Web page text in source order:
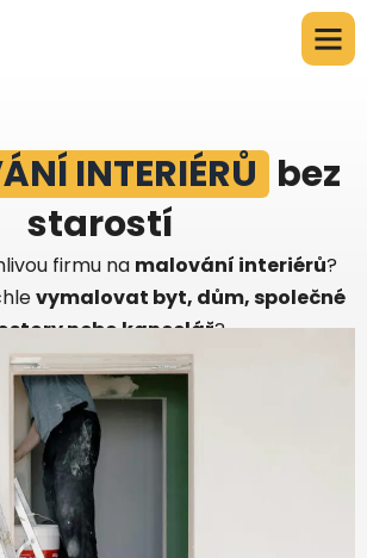
INTERIÉRŮ bez
starostí
firmu na malování interiérů?
vymalovat byt, dům, společné
nebo kancelář?